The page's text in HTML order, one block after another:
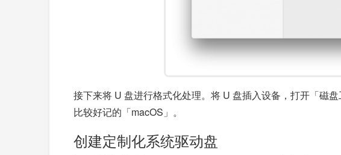
接下来将 U 盘进行格式化处理。将 U 盘插入设备，打开「磁
比较好记的「macOS」。
创建定制化系统驱动盘